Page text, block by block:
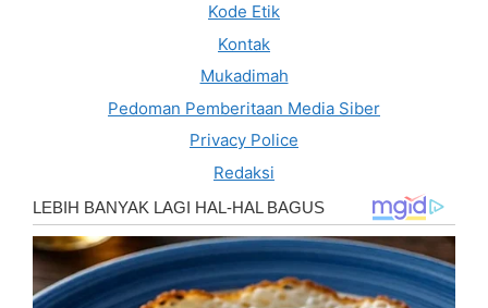
Kode Etik
Kontak
Mukadimah
Pedoman Pemberitaan Media Siber
Privacy Police
Redaksi